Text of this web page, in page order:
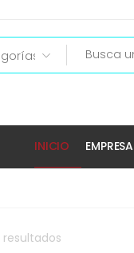
INICIO EMPRESA
resultados